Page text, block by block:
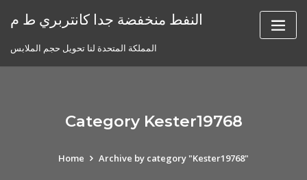
النفط منخفضة جدا كانتربري ط م
المملكة المتحدة لنا تحويل حجم الملابس
Category Kester19768
Home Archive by category "Kester19768"